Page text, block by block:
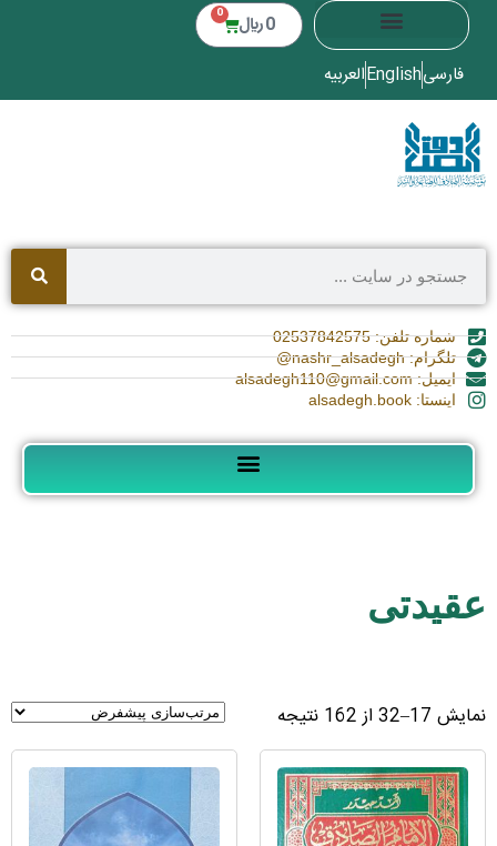
0 ﷼ 0
فارسیEnglishالعربیه
شماره تلفن: 02537842575
تلگرام: nashr_alsadegh@
ایمیل: alsadegh110@gmail.com
اینستا: alsadegh.book
عقیدتی
نمایش 17–32 از 162 نتیجه